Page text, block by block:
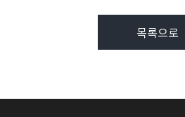
목록으로